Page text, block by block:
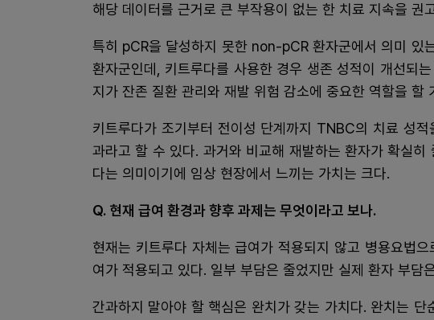
해당 데이터를 근거로 큰 부작용이 없는 한 치료 지속을 권
특히 pCR을 달성하지 못한 non-pCR 환자군에서 의미 있
환자군인데, 키트루다를 사용한 경우 생존 성적이 개선되
지가 잔존 질환 관리와 재발 위험 감소에 중요한 역할을 할
키트루다가 조기부터 전이성 단계까지 TNBC의 치료 성
과라고 할 수 있다. 과거와 비교해 재발하는 환자가 확실
다는 의미이기에 임상 현장에서 느끼는 가치는 크다.
Q. 현재 급여 환경과 향후 과제는 무엇이라고 보나.
현재는 키트루다 자체는 급여가 적용되지 않고 병용요법
여가 적용되고 있다. 일부 부담은 줄었지만 실제 환자 부담
간과하지 말아야 할 핵심은 완치가 갖는 가치다. 완치는